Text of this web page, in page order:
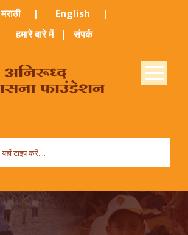
मराठी ​ | English
|
हमारे बारे में
| संपर्क